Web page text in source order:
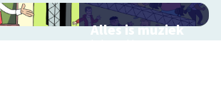
Alles is muziek
Interactieve